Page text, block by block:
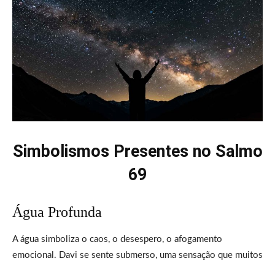
Simbolismos Presentes no Salmo
69
Água Profunda
A água simboliza o caos, o desespero, o afogamento
emocional. Davi se sente submerso, uma sensação que muitos